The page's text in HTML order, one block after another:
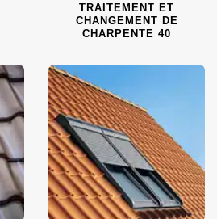
TRAITEMENT ET
CHANGEMENT DE
CHARPENTE 40